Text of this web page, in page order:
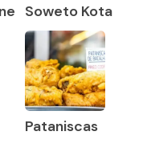
Soweto Kota
Pataniscas